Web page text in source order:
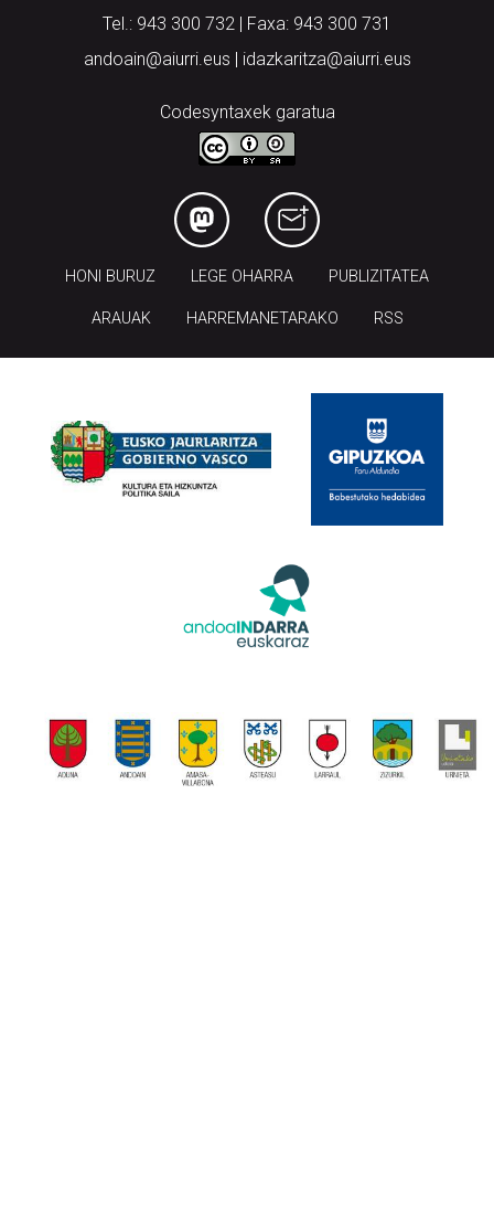
Tel.: 943 300 732 | Faxa: 943 300 731
andoain@aiurri.eus | idazkaritza@aiurri.eus
Codesyntaxek garatua
HONI BURUZ LEGE OHARRA PUBLIZITATEA
ARAUAK HARREMANETARAKO RSS